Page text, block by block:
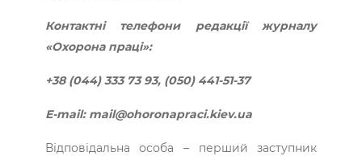
Контактні телефони редакції журналу
«Охорона праці»:
+38 (044) 333 73 93, (050) 441-51-37
Е-mail: mail@ohoronapraci.kiev.ua
Відповідальна особа – перший заступник